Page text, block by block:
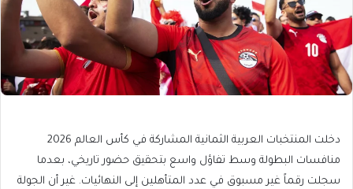
دخلت المنتخبات العربية الثمانية المشاركة في كأس العالم 2026
منافسات البطولة وسط تفاؤل واسع بتحقيق حضور تاريخي، بعدما
سجلت رقماً غير مسبوق في عدد المتأهلين إلى النهائيات. غير أن الجولة